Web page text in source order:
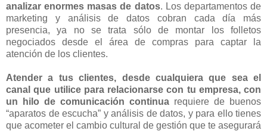
analizar enormes masas de datos. Los departamentos de
marketing y análisis de datos cobran cada día más
presencia, ya no se trata sólo de montar los folletos
negociados desde el área de compras para captar la
atención de los clientes.
Atender a tus clientes, desde cualquiera que sea el
canal que utilice para relacionarse con tu empresa, con
un hilo de comunicación continua requiere de buenos
“aparatos de escucha” y análisis de datos, y para ello tienes
que acometer el cambio cultural de gestión que te asegurará